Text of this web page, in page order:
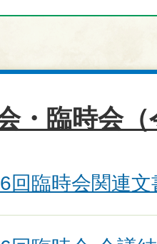
・臨時会
回臨時会関連文